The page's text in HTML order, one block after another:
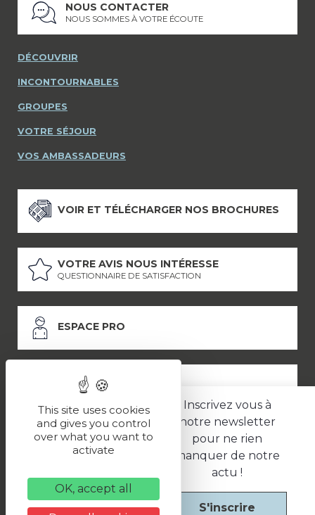
Inscrivez vous à
notre newsletter
pour ne rien
manquer de notre
actu !
S'inscrire
NOUS CONTACTER
NOUS SOMMES À VOTRE ÉCOUTE
DÉCOUVRIR
INCONTOURNABLES
GROUPES
VOTRE SÉJOUR
VOS AMBASSADEURS
VOIR ET TÉLÉCHARGER NOS BROCHURES
VOTRE AVIS NOUS INTÉRESSE
QUESTIONNAIRE DE SATISFACTION
ESPACE PRO
ESPACE PRESSE
LES PARTENAIRES
Politique de confidentialité
Une réalisation
This site uses cookies
and gives you control
over what you want to
activate
OK, accept all